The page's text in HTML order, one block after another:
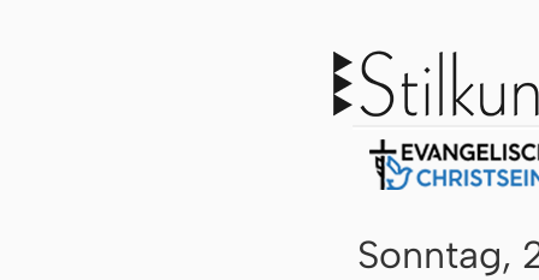
Sonntag,